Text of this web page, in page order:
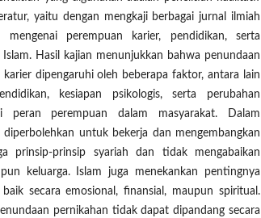
yaitu dengan mengkaji berbagai jurnal ilmiah
perempuan karier, pendidikan, serta
Hasil kajian menunjukkan bahwa penundaan
dipengaruhi oleh beberapa faktor, antara lain
kesiapan psikologis, serta perubahan
peran perempuan dalam masyarakat. Dalam
untuk bekerja dan mengembangkan
prinsip-prinsip syariah dan tidak mengabaikan
keluarga. Islam juga menekankan pentingnya
secara emosional, finansial, maupun spiritual.
pernikahan tidak dapat dipandang secara